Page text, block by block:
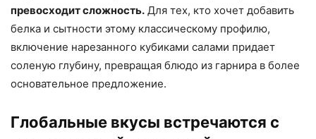
превосходит сложность. Для тех, кто хочет добавить
белка и сытности этому классическому профилю,
включение нарезанного кубиками салами придает
соленую глубину, превращая блюдо из гарнира в более
основательное предложение.
Глобальные вкусы встречаются с